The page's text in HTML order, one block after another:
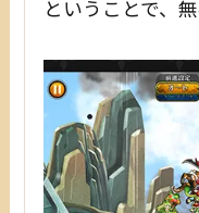
ということで、